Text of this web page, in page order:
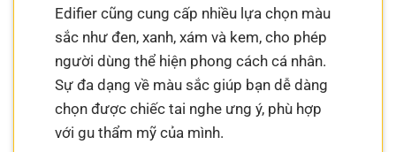
Edifier cũng cung cấp nhiều lựa chọn màu
sắc như đen, xanh, xám và kem, cho phép
người dùng thể hiện phong cách cá nhân.
Sự đa dạng về màu sắc giúp bạn dễ dàng
chọn được chiếc tai nghe ưng ý, phù hợp
với gu thẩm mỹ của mình.